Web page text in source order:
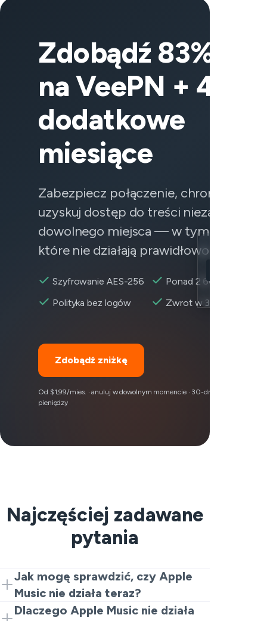
Zdobądź 83%
na VeePN + 4
dodatkowe
miesiące
Zabezpiecz połączenie, chroń dane i
uzyskuj dostęp do treści niezawodnie z
dowolnego miejsca — w tym do usług,
które nie działają prawidłowo.
Szyfrowanie AES-256
Ponad 2 600+
Polityka bez logów
Zwrot w 30 dni
Zdobądź zniżkę
Od $1,99/mies. · anuluj w dowolnym momencie · 30-dniowa gwarancja
pieniędzy
Najczęściej zadawane
pytania
Jak mogę sprawdzić, czy Apple
Music nie działa teraz?
Ciekawi Cię, czy Apple Music jest
Dlaczego Apple Music nie działa